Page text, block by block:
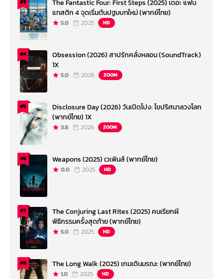
#3
The Fantastic Four: First Steps (2025) เดอะ แฟน
แทสติก 4 จุดเริ่มต้นปฐมบทใหม่ (พากย์ไทย)
5.0 2025 HD
#4
Obsession (2026) สาปรักคลั่งหลอน (SoundTrack)
1X
5.0 2026 ZOOM
#5
Disclosure Day (2026) วันเปิดโปง: ไขปริศนาลวงโลก
(พากย์ไทย) 1X
3.8 2026 ZOOM
#6 Weapons (2025) เวเพินส์ (พากย์ไทย)
0.0 2025 HD
#7
The Conjuring Last Rites (2025) คนเรียกผี
พิธีกรรมครั้งสุดท้าย (พากย์ไทย)
5.0 2025 HD
#8 The Long Walk (2025) เกมเดินมรณะ (พากย์ไทย)
1.0 2025 HD